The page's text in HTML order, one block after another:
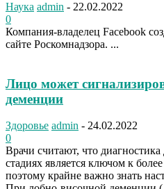
Наука admin - 22.02.2022
0
Компания-владелец Facebook
сайте Роскомнадзора. ...
Лицо может
деменции
Здоровье admin - 24.02.2022
0
Врачи считают, что
стадиях является ключом к
поэтому крайне важно знать